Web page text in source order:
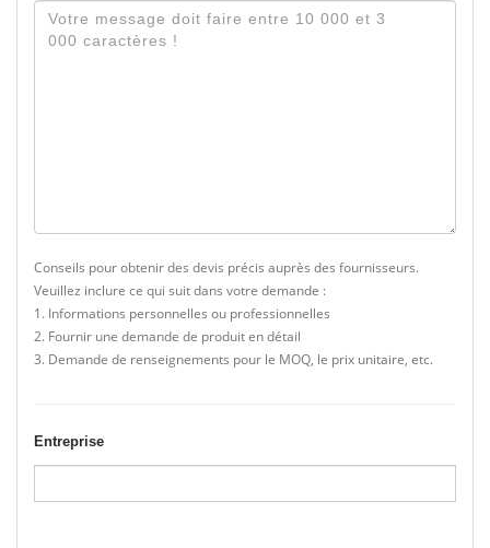
Conseils pour obtenir des devis précis auprès des fournisseurs.
Veuillez inclure ce qui suit dans votre demande :
1. Informations personnelles ou professionnelles
2. Fournir une demande de produit en détail
3. Demande de renseignements pour le MOQ, le prix unitaire, etc.
Entreprise